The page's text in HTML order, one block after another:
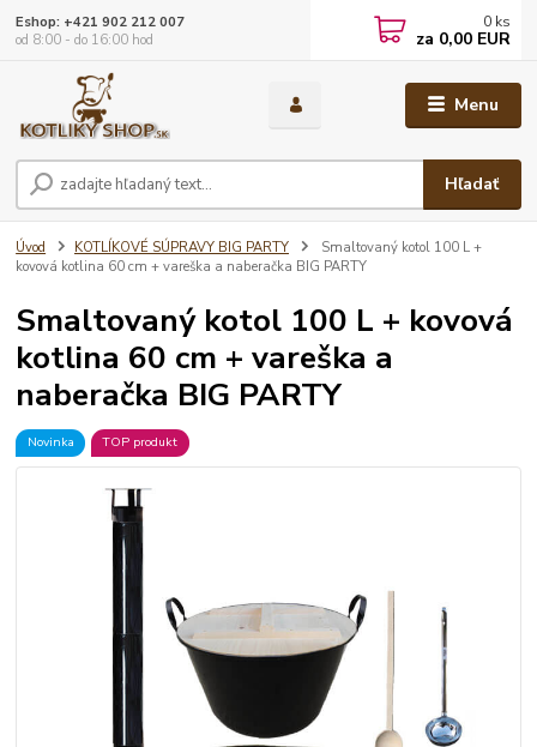
Menu
Hľadať
Eshop: +421 902 212 007
od 8:00 - do 16:00 hod
0 ks
za 0,00 EUR
Úvod KOTLÍKOVÉ SÚPRAVY BIG PARTY
Smaltovaný kotol 100 L +
kovová kotlina 60 cm + vareška a naberačka BIG PARTY
Smaltovaný kotol 100 L + kovová
kotlina 60 cm + vareška a
naberačka BIG PARTY
Novinka TOP produkt